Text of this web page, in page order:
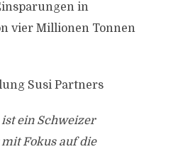
in
vier Millionen Tonnen
Susi Partners
ist ein Schweizer
Fokus auf die